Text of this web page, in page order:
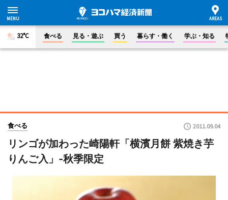
32°C 食べる 見る・遊ぶ 買う 暮らす・働く 学ぶ・知る
食べる 2011.09.04
リンゴが加わった崎陽軒「横濱月餅 紫焼き芋
りんご入」-秋季限定